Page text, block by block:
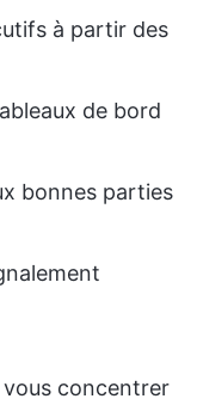
à partir des
de bord
bonnes parties
vous concentrer